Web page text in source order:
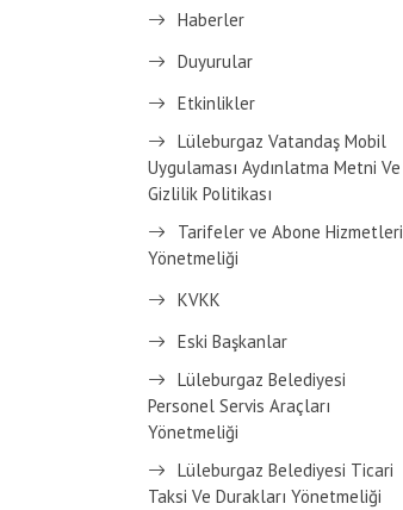
Haberler
Duyurular
Etkinlikler
Lüleburgaz Vatandaş Mobil
Uygulaması Aydınlatma Metni Ve
Gizlilik Politikası
Tarifeler ve Abone Hizmetleri
Yönetmeliği
KVKK
Eski Başkanlar
Lüleburgaz Belediyesi
Personel Servis Araçları
Yönetmeliği
Lüleburgaz Belediyesi Ticari
Taksi Ve Durakları Yönetmeliği